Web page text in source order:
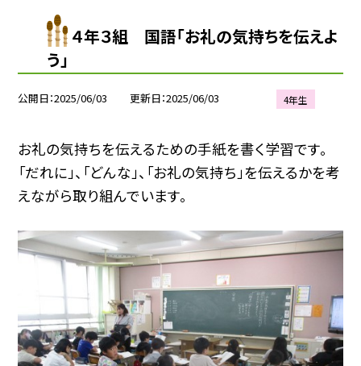
４年３組 国語「お礼の気持ちを伝えよ
う」
公開日 2025/06/03 更新日 2025/06/03 4年生
お礼の気持ちを伝えるための手紙を書く学習です。
「だれに」、「どんな」、「お礼の気持ち」を伝えるかを考
えながら取り組んでいます。